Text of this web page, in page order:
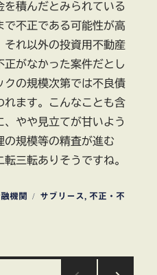
を積んだとみられている
で不正である可能性が高
それ以外の投資用不動産
正がなかった案件だとし
クの規模次第では不良債
れます。こんなことも含
やや見立てが甘いよう
の規模等の精査が進む
三転ありそうですね。
機関
タ
サブリース, 不正・不